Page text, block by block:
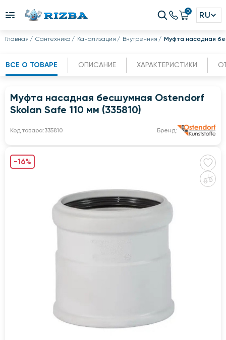
0 RU
Главная Сантехника Канализация Внутренняя Муфта насадная
ВСЕ О ТОВАРЕ ОПИСАНИЕ ХАРАКТЕРИСТИКИ
Муфта насадная бесшумная Ostendorf
Skolan Safe 110 мм (335810)
Код товара:335810 Бренд:
-16%